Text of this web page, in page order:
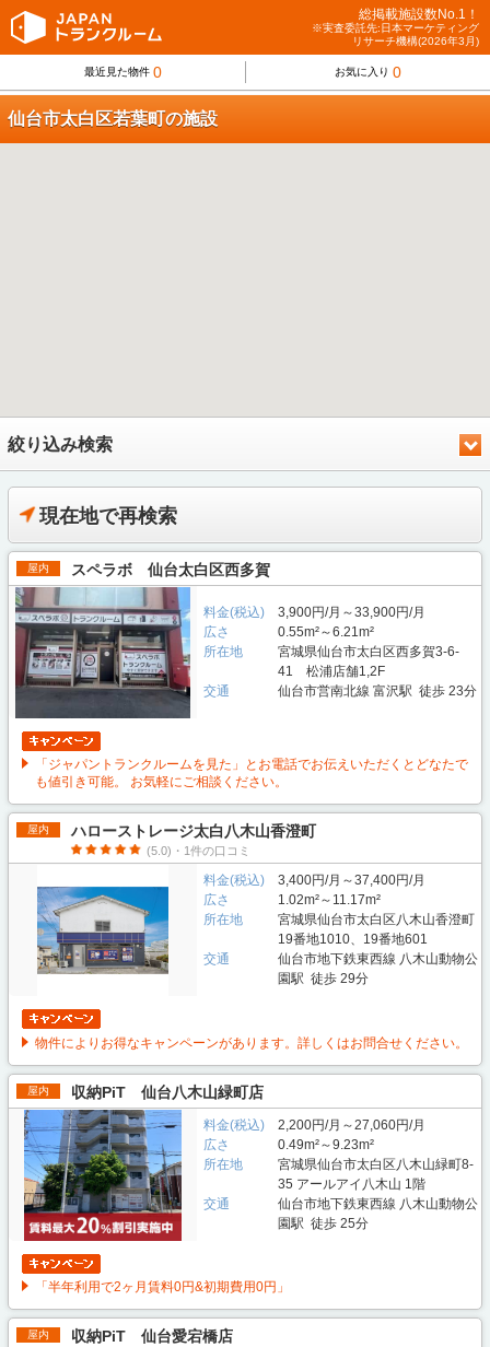
総掲載施設数No.1！
※実査委託先:日本マーケティング
リサーチ機構(2026年3月)
最近見た物件 0 お気に入り 0
仙台市太白区若葉町の施設
絞り込み検索
現在地で再検索
屋内 スペラボ 仙台太白区西多賀
料金(税込)
3,900円/月～33,900円/月
広さ
0.55m²～6.21m²
所在地
宮城県仙台市太白区西多賀3-6-
41 松浦店舗1,2F
交通
仙台市営南北線 富沢駅 徒歩 23分
「ジャパントランクルームを見た」とお電話でお伝えいただくとどなたで
も値引き可能。 お気軽にご相談ください。
屋内 ハローストレージ太白八木山香澄町
(5.0)・1件の口コミ
料金(税込)
3,400円/月～37,400円/月
広さ
1.02m²～11.17m²
所在地
宮城県仙台市太白区八木山香澄町
19番地1010、19番地601
交通
仙台市地下鉄東西線 八木山動物公
園駅 徒歩 29分
物件によりお得なキャンペーンがあります。詳しくはお問合せください。
屋内 収納PiT 仙台八木山緑町店
料金(税込)
2,200円/月～27,060円/月
広さ
0.49m²～9.23m²
所在地
宮城県仙台市太白区八木山緑町8-
35 アールアイ八木山 1階
交通
仙台市地下鉄東西線 八木山動物公
園駅 徒歩 25分
「半年利用で2ヶ月賃料0円&初期費用0円」
屋内 収納PiT 仙台愛宕橋店